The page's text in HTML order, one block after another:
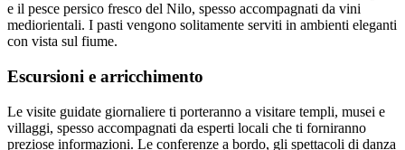
e il pesce persico fresco del Nilo, spesso accompagnati da vini
mediorientali. I pasti vengono solitamente serviti in ambienti eleganti
con vista sul fiume.
Escursioni e arricchimento
Le visite guidate giornaliere ti porteranno a visitare templi, musei e
villaggi, spesso accompagnati da esperti locali che ti forniranno
preziose informazioni. Le conferenze a bordo, gli spettacoli di danza